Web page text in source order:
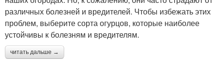
различных болезней и вредителей. Чтобы избежать этих
проблем, выберите сорта огурцов, которые наиболее
устойчивы к болезням и вредителям.
читать дальше →